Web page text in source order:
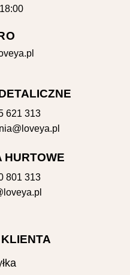
621 313
HURTOWE
801 313